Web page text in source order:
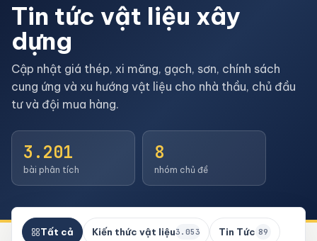
Tin tức vật liệu xây
dựng
Cập nhật giá thép, xi măng, gạch, sơn, chính sách
cung ứng và xu hướng vật liệu cho nhà thầu, chủ đầu
tư và đội mua hàng.
3.201
bài phân tích
8
nhóm chủ đề
Tất cả Kiến thức vật liệu3.053 Tin Tức 89